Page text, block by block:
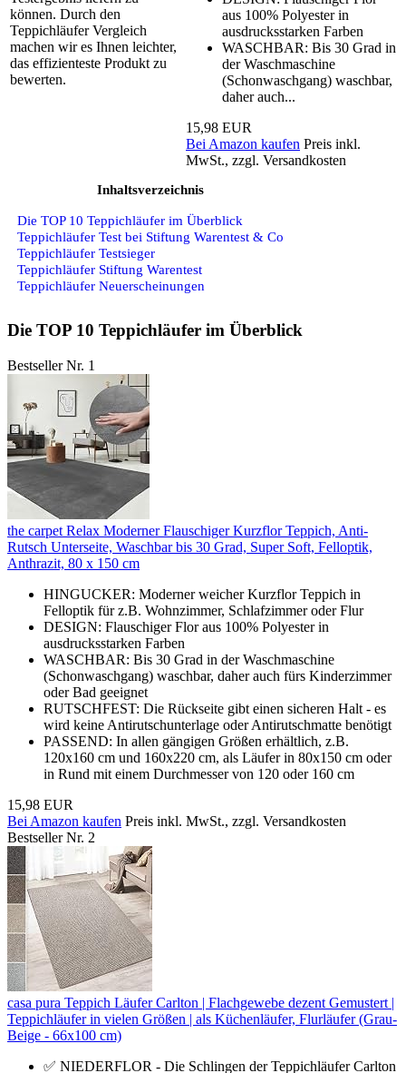
können. Durch den
Teppichläufer Vergleich
machen wir es Ihnen leichter,
das effizienteste Produkt zu
bewerten.
aus 100% Polyester in
ausdrucksstarken Farben
WASCHBAR: Bis 30 Grad in
der Waschmaschine
(Schonwaschgang) waschbar,
daher auch...
15,98 EUR
Bei Amazon kaufen Preis inkl.
MwSt., zzgl. Versandkosten
Inhaltsverzeichnis
Die TOP 10 Teppichläufer im Überblick
Teppichläufer Test bei Stiftung Warentest & Co
Teppichläufer Testsieger
Teppichläufer Stiftung Warentest
Teppichläufer Neuerscheinungen
Die TOP 10 Teppichläufer im Überblick
Bestseller Nr. 1
the carpet Relax Moderner Flauschiger Kurzflor Teppich, Anti-
Rutsch Unterseite, Waschbar bis 30 Grad, Super Soft, Felloptik,
Anthrazit, 80 x 150 cm
HINGUCKER: Moderner weicher Kurzflor Teppich in
Felloptik für z.B. Wohnzimmer, Schlafzimmer oder Flur
DESIGN: Flauschiger Flor aus 100% Polyester in
ausdrucksstarken Farben
WASCHBAR: Bis 30 Grad in der Waschmaschine
(Schonwaschgang) waschbar, daher auch fürs Kinderzimmer
oder Bad geeignet
RUTSCHFEST: Die Rückseite gibt einen sicheren Halt - es
wird keine Antirutschunterlage oder Antirutschmatte benötigt
PASSEND: In allen gängigen Größen erhältlich, z.B.
120x160 cm und 160x220 cm, als Läufer in 80x150 cm oder
in Rund mit einem Durchmesser von 120 oder 160 cm
15,98 EUR
Bei Amazon kaufen Preis inkl. MwSt., zzgl. Versandkosten
Bestseller Nr. 2
casa pura Teppich Läufer Carlton | Flachgewebe dezent Gemustert |
Teppichläufer in vielen Größen | als Küchenläufer, Flurläufer (Grau-
Beige - 66x100 cm)
✅ NIEDERFLOR - Die Schlingen der Teppichläufer Carlton